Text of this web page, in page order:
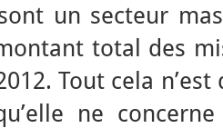
un secteur
total des
Tout cela
ne